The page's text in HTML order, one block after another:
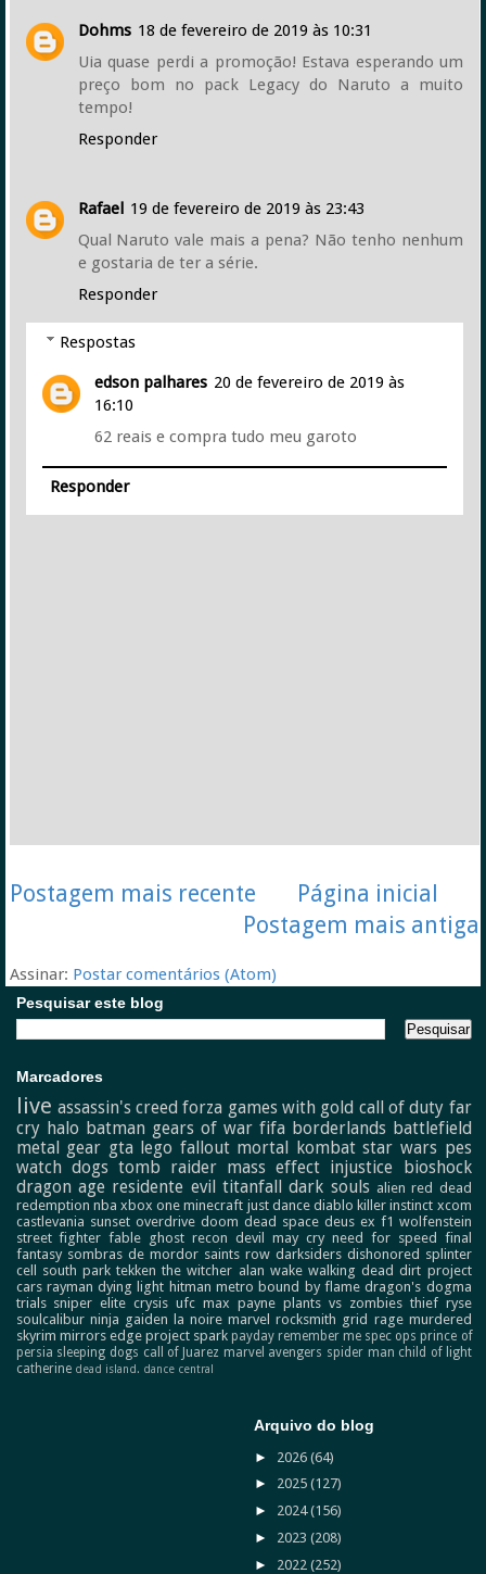
Dohms 18 de fevereiro de 2019 às 10:31
Uia quase perdi a promoção! Estava esperando um
preço bom no pack Legacy do Naruto a muito
tempo!
Responder
Rafael 19 de fevereiro de 2019 às 23:43
Qual Naruto vale mais a pena? Não tenho nenhum
e gostaria de ter a série.
Responder
Respostas
edson palhares 20 de fevereiro de 2019 às
16:10
62 reais e compra tudo meu garoto
Responder
Postagem mais recente
Postagem mais antiga
Página inicial
Assinar: Postar comentários (Atom)
Pesquisar este blog
Marcadores
live assassin's creed forza games with gold call of duty far
cry halo batman gears of war fifa borderlands battlefield
metal gear gta lego fallout mortal kombat star wars pes
watch dogs tomb raider mass effect injustice bioshock
dragon age residente evil titanfall dark souls alien red dead
redemption nba xbox one minecraft just dance diablo killer instinct xcom
castlevania sunset overdrive doom dead space deus ex f1 wolfenstein
street fighter fable ghost recon devil may cry need for speed final
fantasy sombras de mordor saints row darksiders dishonored splinter
cell
south park tekken the witcher alan wake walking dead dirt project
cars rayman dying light hitman metro bound by flame dragon's dogma
trials sniper elite crysis ufc max payne plants vs zombies thief ryse
soulcalibur ninja gaiden la noire marvel rocksmith grid rage murdered
skyrim mirrors edge project spark payday remember me spec ops prince of
persia sleeping dogs call of Juarez marvel avengers spider man child of light
catherine dead island. dance central
Arquivo do blog
► 2026 (64)
► 2025 (127)
► 2024(156)
► 2023 (208)
► 2022 (252)